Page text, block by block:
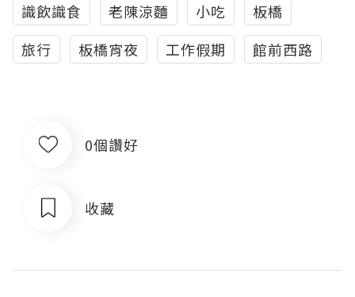
識飲識食
老陳涼麵 小吃
板橋
旅行
板橋宵夜 工作假期 館前西路
0個讚好
收藏